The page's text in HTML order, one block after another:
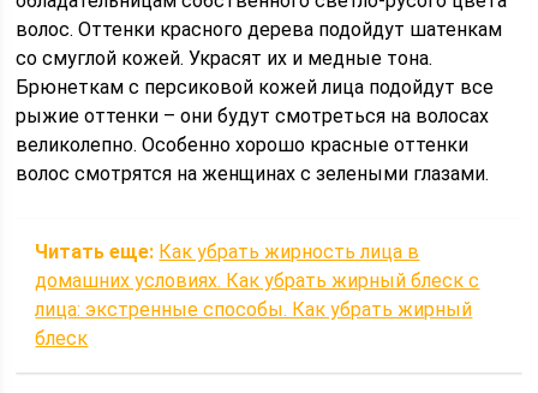
волос. Оттенки красного дерева подойдут шатенкам
со смуглой кожей. Украсят их и медные тона.
Брюнеткам с персиковой кожей лица подойдут все
рыжие оттенки – они будут смотреться на волосах
великолепно. Особенно хорошо красные оттенки
волос смотрятся на женщинах с зелеными глазами.
Читать еще: Как убрать жирность лица в
домашних условиях. Как убрать жирный блеск с
лица: экстренные способы. Как убрать жирный
блеск